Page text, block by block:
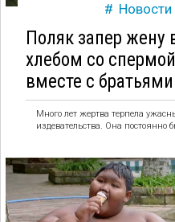
Новости
Поляк запер жену
хлебом со
вместе с братьями
Много лет жертва терпела
издевательства. Она постоянно